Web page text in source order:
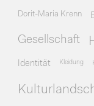
Dorit-Maria Krenn
Gesellschaft
Identität Kleidung